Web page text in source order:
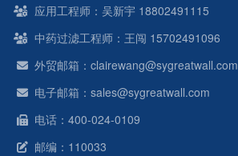
应用工程师：吴新宇 18802491115
中药过滤工程师：王闯 15702491096
外贸邮箱：clairewang@sygreatwall.com
电子邮箱：sales@sygreatwall.com
电话：400-024-0109
邮编：110033